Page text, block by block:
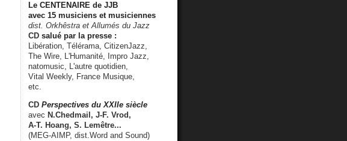
Le CENTENAIRE de JJB
avec 15 musiciens et musiciennes
dist. Orkhêstra et Allumés du Jazz
CD salué par la presse :
Libération, Télérama, CitizenJazz,
The Wire, L'Humanité, Impro Jazz,
natomusic, L'autre quotidien,
Vital Weekly, France Musique,
etc.
CD Perspectives du XXIIe siècle
avec N.Chedmail, J-F. Vrod,
A-T. Hoang, S. Lemêtre...
(MEG-AIMP, dist.Word and Sound)